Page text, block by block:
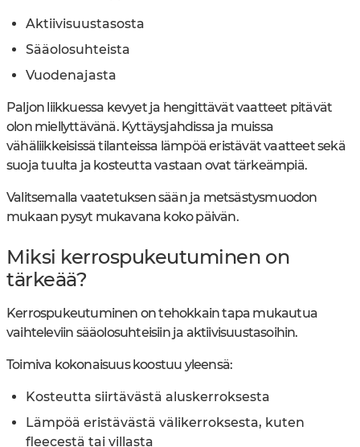
Aktiivisuustasosta
Sääolosuhteista
Vuodenajasta
Paljon liikkuessa kevyet ja hengittävät vaatteet pitävät
olon miellyttävänä. Kyttäysjahdissa ja muissa
vähäliikkeisissä tilanteissa lämpöä eristävät vaatteet sekä
suoja tuulta ja kosteutta vastaan ovat tärkeämpiä.
Valitsemalla vaatetuksen sään ja metsästysmuodon
mukaan pysyt mukavana koko päivän.
Miksi kerrospukeutuminen on
tärkeää?
Kerrospukeutuminen on tehokkain tapa mukautua
vaihteleviin sääolosuhteisiin ja aktiivisuustasoihin.
Toimiva kokonaisuus koostuu yleensä:
Kosteutta siirtävästä aluskerroksesta
Lämpöä eristävästä välikerroksesta, kuten
fleecestä tai villasta